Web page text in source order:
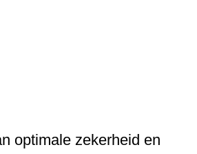
optimale zekerheid en